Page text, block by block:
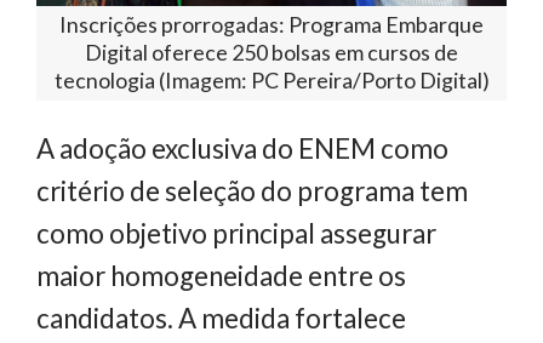
Inscrições prorrogadas: Programa Embarque
Digital oferece 250 bolsas em cursos de
tecnologia (Imagem: PC Pereira/Porto Digital)
A adoção exclusiva do ENEM como
critério de seleção do programa tem
como objetivo principal assegurar
maior homogeneidade entre os
candidatos. A medida fortalece